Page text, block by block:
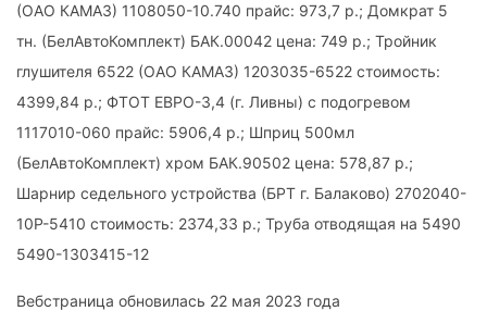
(ОАО КАМАЗ) 1108050-10.740 прайс: 973,7 р.; Домкрат 5
тн. (БелАвтоКомплект) БАК.00042 цена: 749 р.; Тройник
глушителя 6522 (ОАО КАМАЗ) 1203035-6522 стоимость:
4399,84 р.; ФТОТ ЕВРО-3,4 (г. Ливны) с подогревом
1117010-060 прайс: 5906,4 р.; Шприц 500мл
(БелАвтоКомплект) хром БАК.90502 цена: 578,87 р.;
Шарнир седельного устройства (БРТ г. Балаково) 2702040-
10Р-5410 стоимость: 2374,33 р.; Труба отводящая на 5490
5490-1303415-12
Вебстраница обновилась 22 мая 2023 года